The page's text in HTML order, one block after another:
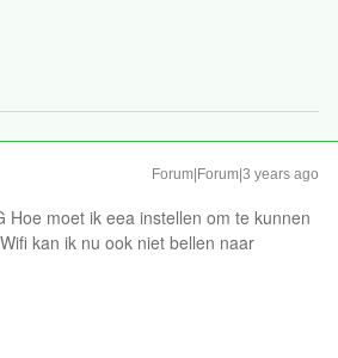
Forum|Forum|3 years ago
Hoe moet ik eea instellen om te kunnen
kan ik nu ook niet bellen naar